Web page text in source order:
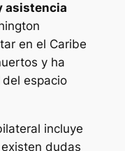
asistencia
en el Caribe
y ha
espacio
incluye
dudas